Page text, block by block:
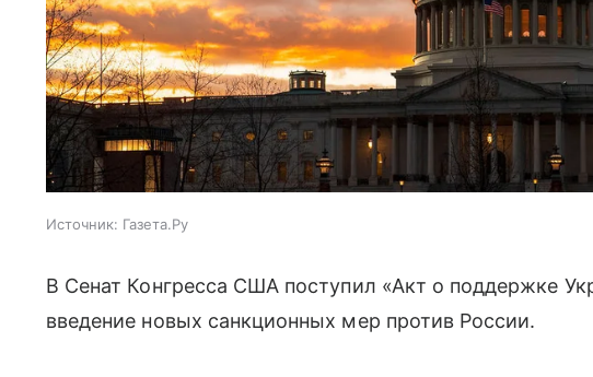
Источник: Газета.Ру
В Сенат Конгресса США поступил «Акт о поддержке
введение новых санкционных мер против России.